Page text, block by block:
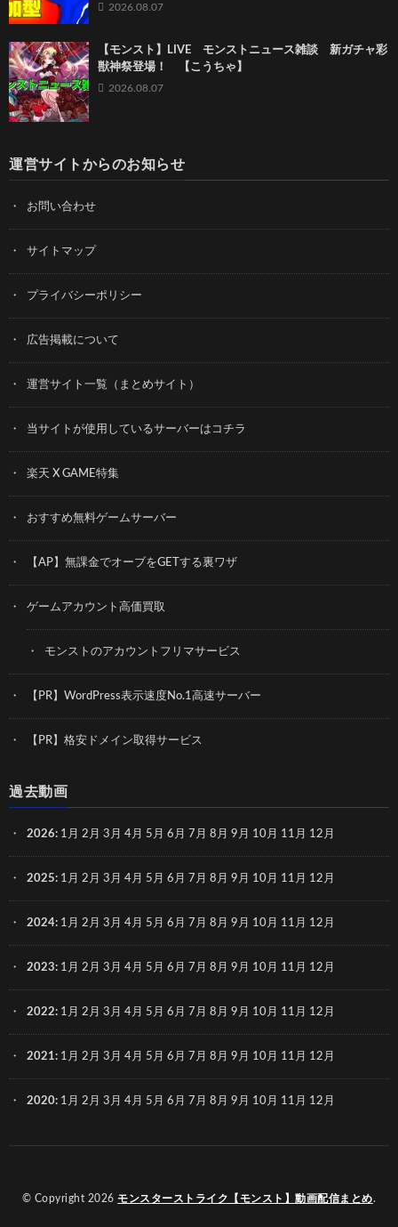
2026.08.07
【モンスト】LIVE モンストニュース雑談 新ガチャ彩
獣神祭登場！ 【こうちゃ】
2026.08.07
運営サイトからのお知らせ
お問い合わせ
サイトマップ
プライバシーポリシー
広告掲載について
運営サイト一覧（まとめサイト）
当サイトが使用しているサーバーはコチラ
楽天 X GAME特集
おすすめ無料ゲームサーバー
【AP】無課金でオーブをGETする裏ワザ
ゲームアカウント高価買取
モンストのアカウントフリマサービス
【PR】WordPress表示速度No.1高速サーバー
【PR】格安ドメイン取得サービス
過去動画
2026: 1月 2月 3月 4月 5月 6月 7月 8月 9月 10月 11月 12月
2025: 1月 2月 3月 4月 5月 6月 7月 8月 9月 10月 11月 12月
2024: 1月 2月 3月 4月 5月 6月 7月 8月 9月 10月 11月 12月
2023: 1月 2月 3月 4月 5月 6月 7月 8月 9月 10月 11月 12月
2022: 1月 2月 3月 4月 5月 6月 7月 8月 9月 10月 11月 12月
2021: 1月 2月 3月 4月 5月 6月 7月 8月 9月 10月 11月 12月
2020: 1月 2月 3月 4月 5月 6月 7月 8月 9月 10月 11月 12月
© Copyright 2026 モンスターストライク【モンスト】動画配信まとめ.